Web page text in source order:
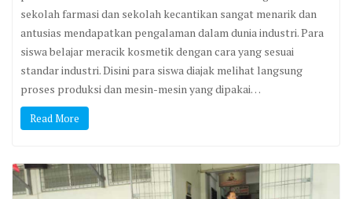
sekolah farmasi dan sekolah kecantikan sangat menarik dan
antusias mendapatkan pengalaman dalam dunia industri. Para
siswa belajar meracik kosmetik dengan cara yang sesuai
standar industri. Disini para siswa diajak melihat langsung
proses produksi dan mesin-mesin yang dipakai…
Read More